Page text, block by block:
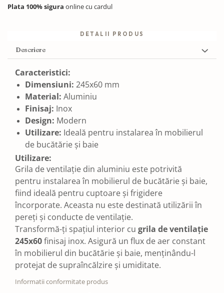
Plata 100% sigura online cu cardul
DETALII PRODUS
Descriere
Caracteristici:
Dimensiuni: 245x60 mm
Material: Aluminiu
Finisaj: Inox
Design: Modern
Utilizare: Ideală pentru instalarea în mobilierul
de bucătărie și baie
Utilizare:
Grila de ventilație din aluminiu este potrivită
pentru instalarea în mobilierul de bucătărie și baie,
fiind ideală pentru cuptoare și frigidere
încorporate. Aceasta nu este destinată utilizării în
pereți și conducte de ventilație.
Transformă-ți spațiul interior cu grila de ventilație
245x60finisaj inox. Asigură un flux de aer constant
în mobilierul din bucătărie și baie, menținându-l
protejat de supraîncălzire și umiditate.
Informatii conformitate produs